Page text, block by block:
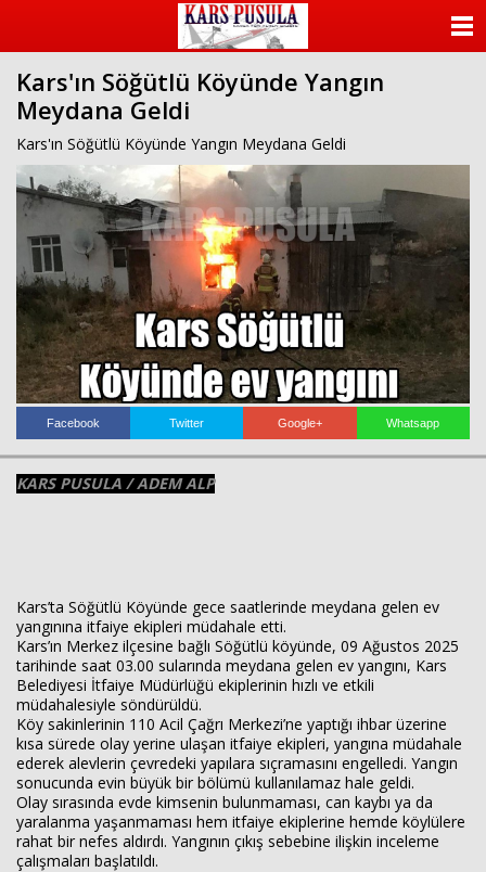
Kars'ın Söğütlü Köyünde Yangın
Meydana Geldi
Kars'ın Söğütlü Köyünde Yangın Meydana Geldi
Facebook Twitter Google+ Whatsapp
KARS PUSULA / ADEM ALP
Kars’ta Söğütlü Köyünde gece saatlerinde meydana gelen ev
yangınına itfaiye ekipleri müdahale etti.
Kars’ın Merkez ilçesine bağlı Söğütlü köyünde, 09 Ağustos 2025
tarihinde saat 03.00 sularında meydana gelen ev yangını, Kars
Belediyesi İtfaiye Müdürlüğü ekiplerinin hızlı ve etkili
müdahalesiyle söndürüldü.
Köy sakinlerinin 110 Acil Çağrı Merkezi’ne yaptığı ihbar üzerine
kısa sürede olay yerine ulaşan itfaiye ekipleri, yangına müdahale
ederek alevlerin çevredeki yapılara sıçramasını engelledi. Yangın
sonucunda evin büyük bir bölümü kullanılamaz hale geldi.
Olay sırasında evde kimsenin bulunmaması, can kaybı ya da
yaralanma yaşanmaması hem itfaiye ekiplerine hemde köylülere
rahat bir nefes aldırdı. Yangının çıkış sebebine ilişkin inceleme
çalışmaları başlatıldı.
KATEGORİLER
FOTO GALERİ
VİDEO GALERİ
KÜNYE
İLETİŞİM